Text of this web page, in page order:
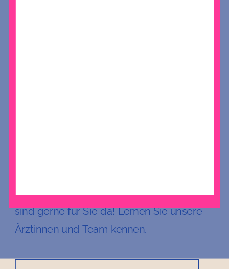
Familienplanung oder Wechseljahre - wir
sind gerne für Sie da! Lernen Sie unsere
Ärztinnen und Team kennen.